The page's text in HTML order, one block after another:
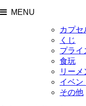
MENU
カプセ
くじ
プライ
食玩
リーメ
イベン
その他